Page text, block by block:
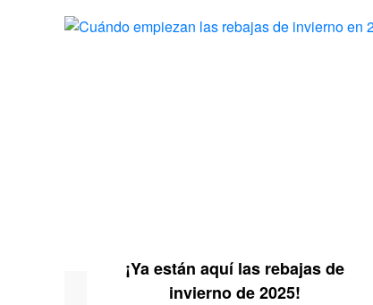
¡Ya están aquí las rebajas de
invierno de 2025!